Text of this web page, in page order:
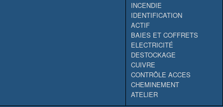
INCENDIE
IDENTIFICATION
ACTIF
BAIES ET COFFRETS
ELECTRICITÉ
DESTOCKAGE
CUIVRE
CONTRÔLE ACCES
CHEMINEMENT
ATELIER